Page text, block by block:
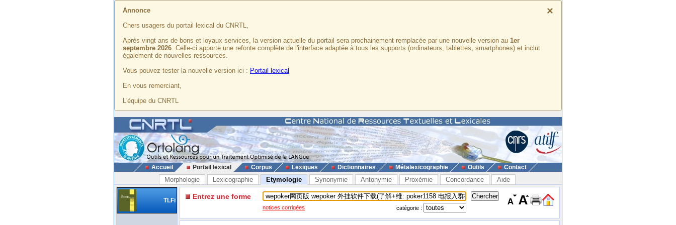
×
Annonce
Chers usagers du portail lexical du CNRTL,
Après vingt ans de bons et loyaux services, la version actuelle du portail sera prochainement remplacée par une nouvelle version au 1er
septembre 2026. Celle-ci apporte une refonte complète de l'interface adaptée à tous les supports (ordinateurs, tablettes, smartphones) et inclut
également de nouvelles ressources.
Vous pouvez tester la nouvelle version ici : Portail lexical
En vous remerciant,
L'équipe du CNRTL
Accueil Portail lexical Corpus Lexiques Dictionnaires Métalexicographie Outils Contact
Morphologie Lexicographie Etymologie Synonymie Antonymie Proxémie Concordance Aide
TLFi Entrez une forme
notices corrigées catégorie :